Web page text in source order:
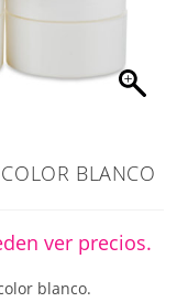
BLANCO
ver precios.
blanco.